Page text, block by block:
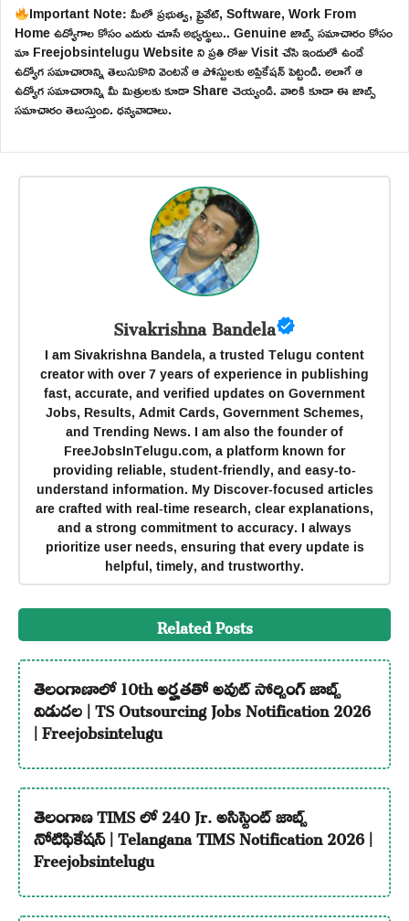
Important Note: మీలో ప్రభుత్వ, ప్రైవేట్, Software, Work From
Home ఉద్యోగాల కోసం ఎదురు చూసే అభ్యర్థులు.. Genuine జాబ్స్ సమాచారం కోసం
మా Freejobsintelugu Website ని ప్రతి రోజు Visit చేసి ఇందులో ఉండే
ఉద్యోగ సమాచారాన్ని తెలుసుకొని వెంటనే ఆ పోస్టులకు అప్లికేషన్ పెట్టండి. అలాగే ఆ
ఉద్యోగ సమాచారాన్ని మీ మిత్రులకు కూడా Share చెయ్యండి. వారికి కూడా ఈ జాబ్స్
సమాచారం తెలుస్తుంది. ధన్యవాదాలు.
Sivakrishna Bandela
I am Sivakrishna Bandela, a trusted Telugu content
creator with over 7 years of experience in publishing
fast, accurate, and verified updates on Government
Jobs, Results, Admit Cards, Government Schemes,
and Trending News. I am also the founder of
FreeJobsInTelugu.com, a platform known for
providing reliable, student-friendly, and easy-to-
understand information. My Discover-focused articles
are crafted with real-time research, clear explanations,
and a strong commitment to accuracy. I always
prioritize user needs, ensuring that every update is
helpful, timely, and trustworthy.
Related Posts
తెలంగాణాలో 10th అర్హతతో అవుట్ సోర్సింగ్ జాబ్స్
విడుదల | TS Outsourcing Jobs Notification 2026
| Freejobsintelugu
తెలంగాణ TIMS లో 240 Jr. అసిస్టెంట్ జాబ్స్
నోటిఫికేషన్ | Telangana TIMS Notification 2026 |
Freejobsintelugu